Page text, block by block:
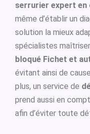
serrurier expert en
même d’établir un
solution la mieux
spécialistes
bloqué Fichet et
évitant ainsi de
plus, un service de
prend aussi en
afin d’éviter toute